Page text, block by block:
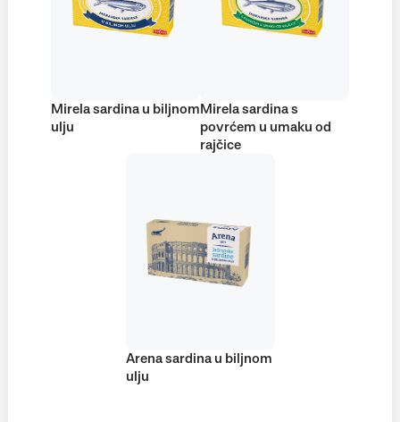
Mirela sardina u biljnom
ulju
Mirela sardina s
povrćem u umaku od
rajčice
Arena sardina u biljnom
ulju